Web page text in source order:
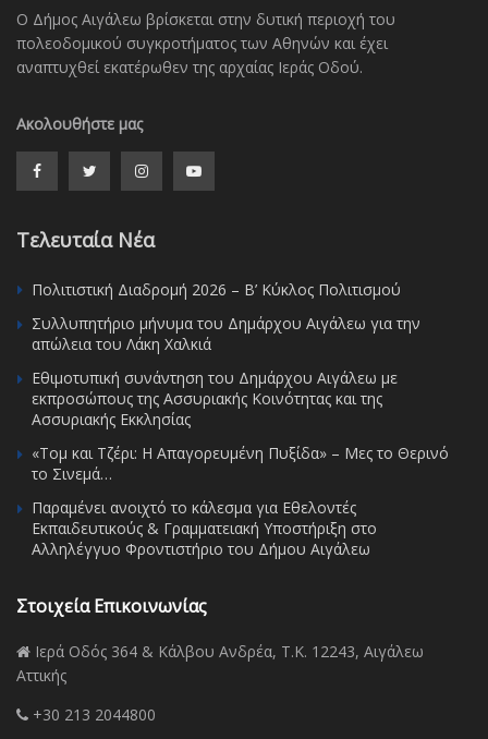
Ο Δήμος Αιγάλεω βρίσκεται στην δυτική περιοχή του
πολεοδομικού συγκροτήματος των Αθηνών και έχει
αναπτυχθεί εκατέρωθεν της αρχαίας Ιεράς Οδού.
Ακολουθήστε μας
Τελευταία Νέα
Πολιτιστική Διαδρομή 2026 – Β’ Κύκλος Πολιτισμού
Συλλυπητήριο μήνυμα του Δημάρχου Αιγάλεω για την
απώλεια του Λάκη Χαλκιά
Εθιμοτυπική συνάντηση του Δημάρχου Αιγάλεω με
εκπροσώπους της Ασσυριακής Κοινότητας και της
Ασσυριακής Εκκλησίας
«Τομ και Τζέρι: Η Απαγορευμένη Πυξίδα» – Μες το Θερινό
το Σινεμά…
Παραμένει ανοιχτό το κάλεσμα για Εθελοντές
Εκπαιδευτικούς & Γραμματειακή Υποστήριξη στο
Αλληλέγγυο Φροντιστήριο του Δήμου Αιγάλεω
Στοιχεία Επικοινωνίας
Ιερά Οδός 364 & Κάλβου Ανδρέα, Τ.Κ. 12243, Αιγάλεω
Αττικής
+30 213 2044800